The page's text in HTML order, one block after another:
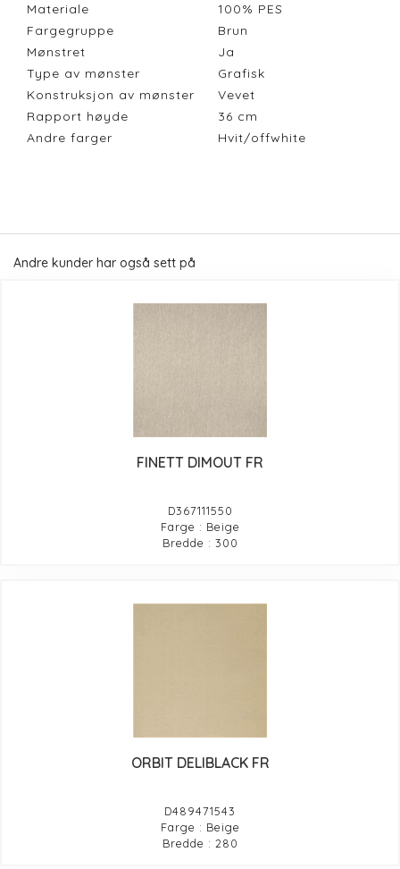
Materiale
100% PES
Fargegruppe
Brun
Mønstret
Ja
Type av mønster
Grafisk
Konstruksjon av mønster
Vevet
Rapport høyde
36 cm
Andre farger
Hvit/offwhite
Andre kunder har også sett på
FINETT DIMOUT FR
D367111550
Farge : Beige
Bredde : 300
ORBIT DELIBLACK FR
D489471543
Farge : Beige
Bredde : 280